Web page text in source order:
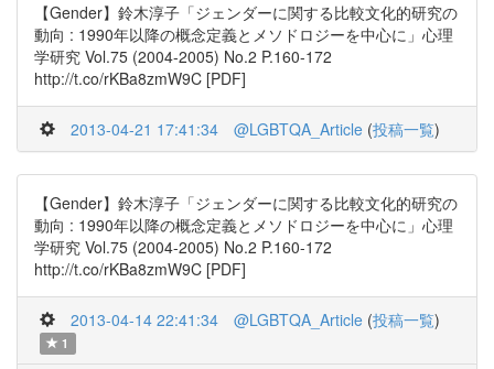
【Gender】鈴木淳子「ジェンダーに関する比較文化的研究の
動向 : 1990年以降の概念定義とメソドロジーを中心に」心理
学研究 Vol.75 (2004-2005) No.2 P.160-172
http://t.co/rKBa8zmW9C [PDF]
2013-04-21 17:41:34 @LGBTQA_Article (投稿一覧)
【Gender】鈴木淳子「ジェンダーに関する比較文化的研究の
動向 : 1990年以降の概念定義とメソドロジーを中心に」心理
学研究 Vol.75 (2004-2005) No.2 P.160-172
http://t.co/rKBa8zmW9C [PDF]
2013-04-14 22:41:34 @LGBTQA_Article (投稿一覧)
1